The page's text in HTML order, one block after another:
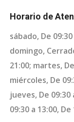
Horario de
sábado, De
domingo,
21:00; martes,
miércoles, De
jueves, De 09:30
09:30 a 13:00,